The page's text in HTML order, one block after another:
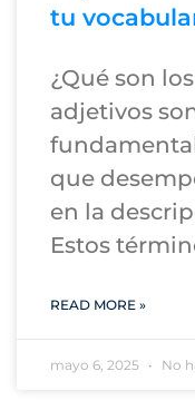
tu
¿Qué son
adjetivos
que
en la
Estos
READ MORE »
mayo 6, 2025 No